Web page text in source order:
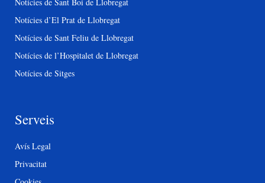
Notícies d’El Prat de Llobregat
Notícies de Sant Feliu de Llobregat
Notícies de l’Hospitalet de Llobregat
Notícies de Sitges
Serveis
Avís Legal
Privacitat